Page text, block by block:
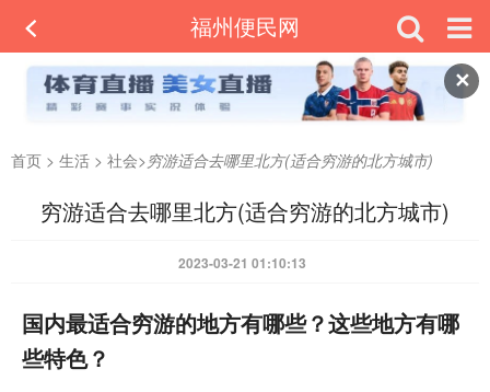
✕
福州便民网
首页 > 生活 > 社会>穷游适合去哪里北方(适合穷游的北方城市)
穷游适合去哪里北方(适合穷游的北方城市)
2023-03-21 01:10:13
国内最适合穷游的地方有哪些？这些地方有哪
些特色？